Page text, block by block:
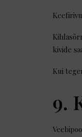
kivide
Kui
9.